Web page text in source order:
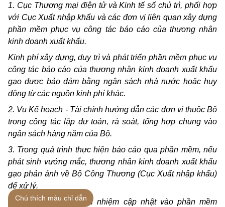
1. Cục Thương mại điện tử và Kinh tế số chủ trì, phối hợp
với Cục Xuất nhập khẩu và các đơn vị liên quan xây dựng
phần mềm phục vụ công tác báo cáo của thương nhân
kinh doanh xuất khẩu.
Kinh phí xây dựng, duy trì và phát triển phần mềm phục vụ
công tác báo cáo của thương nhân kinh doanh xuất khẩu
gạo được bảo đảm bằng ngân sách nhà nước hoặc huy
động từ các nguồn kinh phí khác.
2. Vụ Kế hoạch - Tài chính hướng dẫn các đơn vị thuộc Bộ
trong công tác lập dự toán, rà soát, tổng hợp chung vào
ngân sách hàng năm của Bộ.
3. Trong quá trình thực hiện báo cáo qua phần mềm, nếu
phát sinh vướng mắc, thương nhân kinh doanh xuất khẩu
gạo phản ánh về Bộ Công Thương (Cục Xuất nhập khẩu)
để xử lý.
Thương nhân có trách nhiệm cập nhật vào phần mềm
Chú thích màu chỉ dẫn